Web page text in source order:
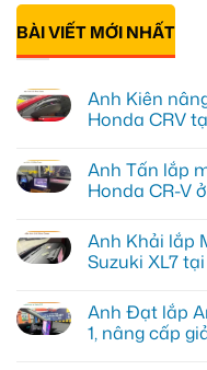
BÀI VIẾT MỚI NHẤT
Anh Kiên
Honda CRV
bình
luận
ở
nâng
cấp
Màn
Green
cho
Honda
Anh Tấn lắp
Honda CR-V
bình
luận
ở
lắp
màn
hình
Anh Khải lắp
Suzuki XL7
bình
luận
ở
Anh Đạt lắp
1, nâng cấp